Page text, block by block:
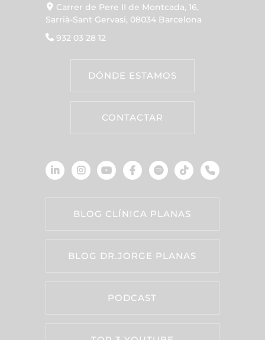
Carrer de Pere II de Montcada, 16,
Sarrià-Sant Gervasi, 08034 Barcelona
932 03 28 12
DÓNDE ESTAMOS
CONTACTAR
BLOG CLÍNICA PLANAS
BLOG DR.JORGE PLANAS
PODCAST